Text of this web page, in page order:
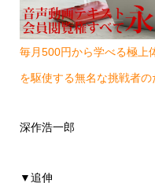
毎月500円から学べる極上
を駆使する無名な挑戦者
深作浩一郎
▼追伸